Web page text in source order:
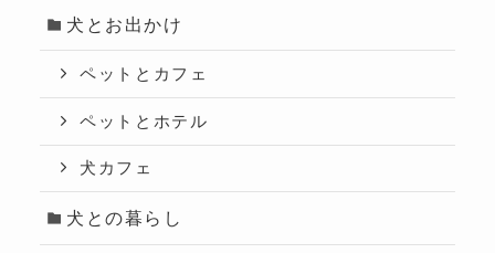
犬とお出かけ
ペットとカフェ
ペットとホテル
犬カフェ
犬との暮らし